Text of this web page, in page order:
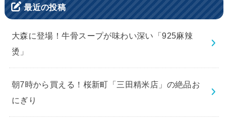
最近の投稿
大森に登場！牛骨スープが味わい深い「925麻辣
烫」
朝7時から買える！桜新町「三田精米店」の絶品お
にぎり